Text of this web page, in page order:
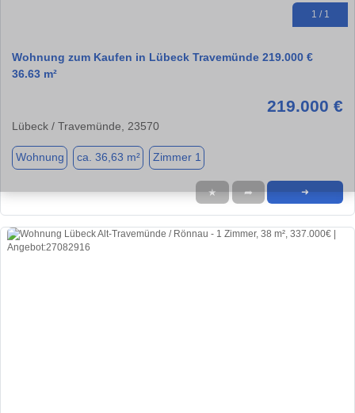
1 / 1
Wohnung zum Kaufen in Lübeck Travemünde 219.000 €
36.63 m²
219.000 €
Lübeck / Travemünde, 23570
Wohnung ca. 36,63 m² Zimmer 1
★ ➦ ➜